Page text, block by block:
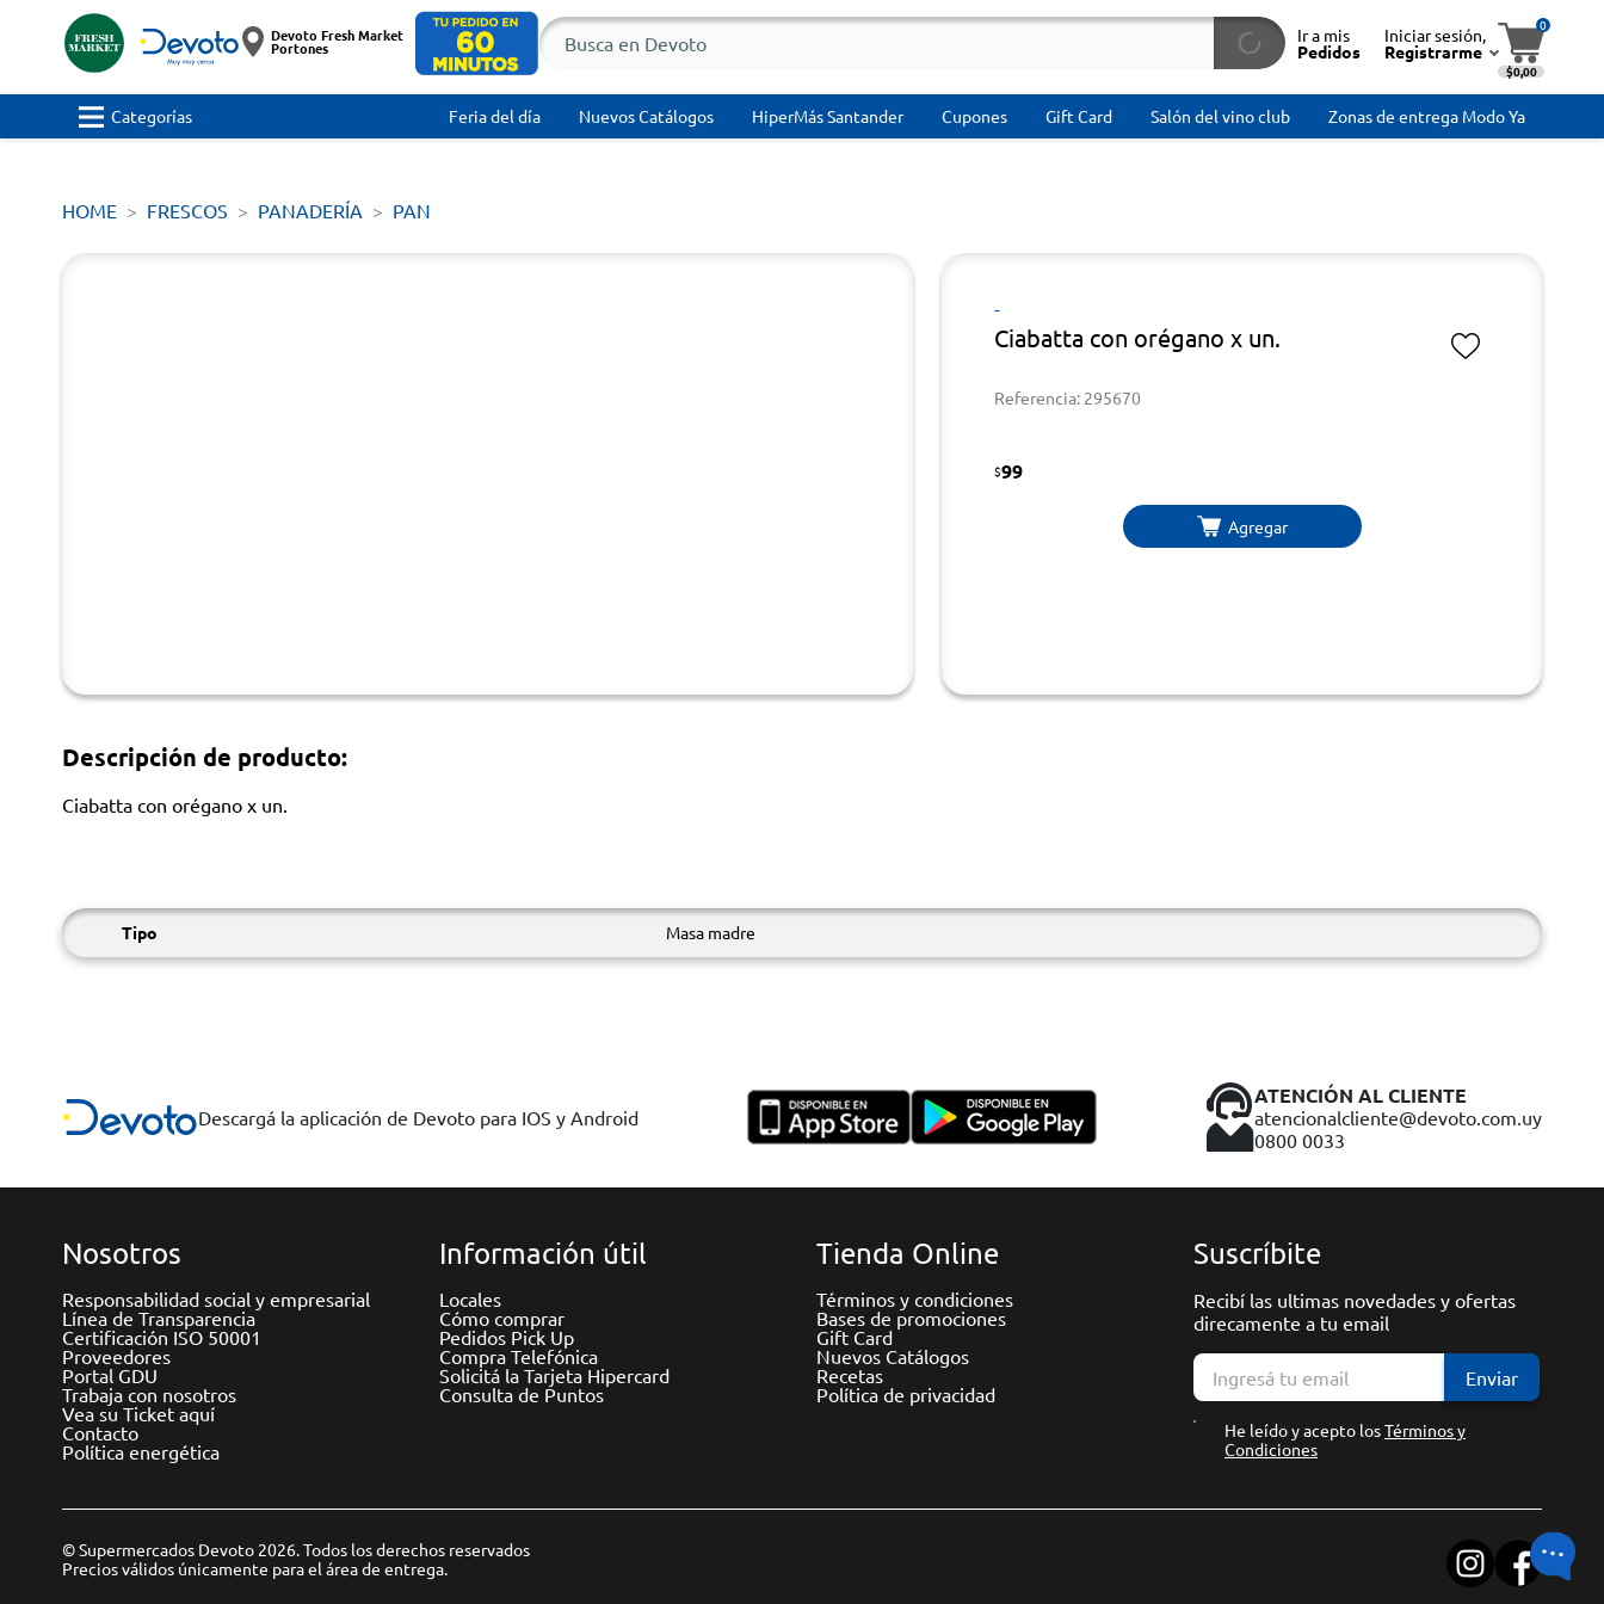
Devoto Fresh Market
Portones
Ir a mis
Pedidos
Iniciar sesión,
Registrarme
0
$0,00
Categorías Feria del día Nuevos Catálogos HiperMás Santander Cupones Gift Card Salón del vino club Zonas de entrega Modo Ya
HOME FRESCOS PANADERÍA PAN
-
Ciabatta con orégano x un.
Referencia: 295670
$99
Agregar
Descripción de producto:
Ciabatta con orégano x un.
Tipo Masa madre
Descargá la aplicación de Devoto para IOS y Android
ATENCIÓN AL CLIENTE
atencionalcliente@devoto.com.uy
0800 0033
Nosotros
Responsabilidad social y empresarial
Línea de Transparencia
Certificación ISO 50001
Proveedores
Portal GDU
Trabaja con nosotros
Vea su Ticket aquí
Contacto
Política energética
Información útil
Locales
Cómo comprar
Pedidos Pick Up
Compra Telefónica
Solicitá la Tarjeta Hipercard
Consulta de Puntos
Tienda Online
Términos y condiciones
Bases de promociones
Gift Card
Nuevos Catálogos
Recetas
Política de privacidad
Suscríbite
Recibí las ultimas novedades y ofertas
direcamente a tu email
Enviar
He leído y acepto losTérminos y
Condiciones
© Supermercados Devoto 2026. Todos los derechos reservados
Precios válidos únicamente para el área de entrega.